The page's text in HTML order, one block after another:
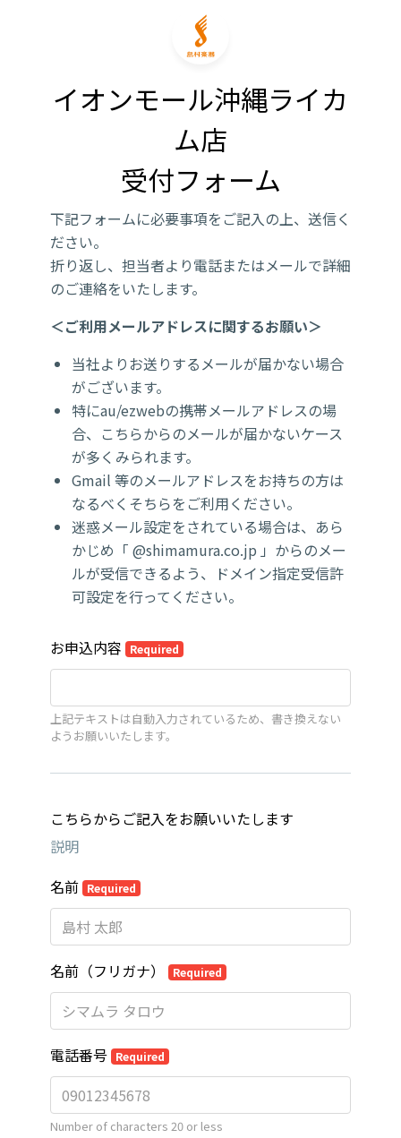
イオンモール沖縄ライカ
ム店
受付フォーム
下記フォームに必要事項をご記入の上、送信く
ださい。
折り返し、担当者より電話またはメールで詳細
のご連絡をいたします。
＜ご利用メールアドレスに関するお願い＞
当社よりお送りするメールが届かない場合
がございます。
特にau/ezwebの携帯メールアドレスの場
合、こちらからのメールが届かないケース
が多くみられます。
Gmail 等のメールアドレスをお持ちの方は
なるべくそちらをご利用ください。
迷惑メール設定をされている場合は、あら
かじめ「 @shimamura.co.jp 」からのメー
ルが受信できるよう、ドメイン指定受信許
可設定を行ってください。
お申込内容 Required
上記テキストは自動入力されているため、書き換えない
ようお願いいたします。
こちらからご記入をお願いいたします
説明
名前 Required
名前（フリガナ） Required
電話番号 Required
Number of characters 20 or less